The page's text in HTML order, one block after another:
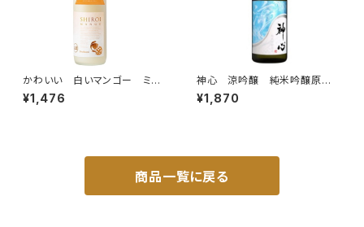
かわいい 白いマンゴー ミル
ク系リキュール 720ml
¥1,476
神心 涼吟醸 純米吟醸原
酒 一度火入れ 720ml
¥1,870
商品一覧に戻る